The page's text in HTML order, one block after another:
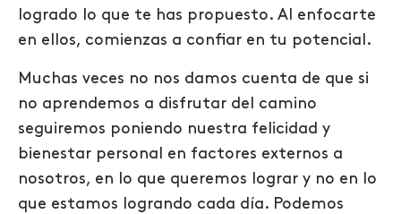
logrado lo que te has propuesto. Al enfocarte
en ellos, comienzas a confiar en tu potencial.
Muchas veces no nos damos cuenta de que si
no aprendemos a disfrutar del camino
seguiremos poniendo nuestra felicidad y
bienestar personal en factores externos a
nosotros, en lo que queremos lograr y no en lo
que estamos logrando cada día. Podemos